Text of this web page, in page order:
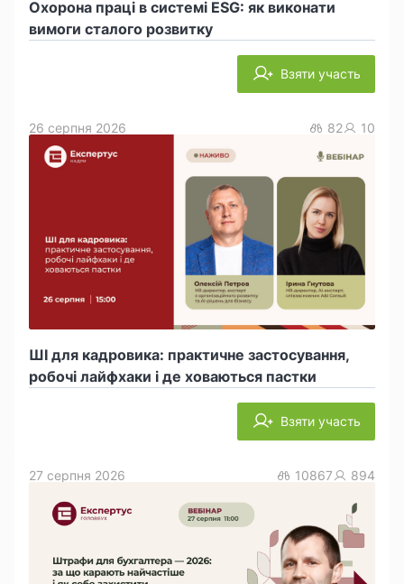
Охорона праці в системі ESG: як виконати
вимоги сталого розвитку
Взяти участь
ШІ для кадровика: практичне застосування,
робочі лайфхаки і де ховаються пастки
26 серпня 2026 82 10
Взяти участь
27 серпня 2026 10867 894